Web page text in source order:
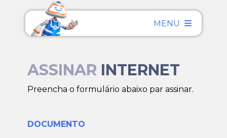
MENU
ASSINAR INTERNET
Preencha o formulário abaixo par assinar.
DOCUMENTO